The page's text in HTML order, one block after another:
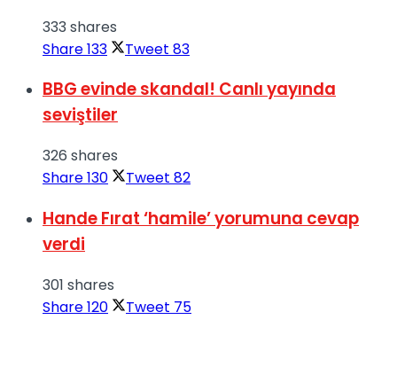
333 shares
Share133 Tweet 83
BBG evinde skandal! Canlı yayında
seviştiler
326 shares
Share130 Tweet 82
Hande Fırat ‘hamile’ yorumuna cevap
verdi
301 shares
Share120 Tweet 75